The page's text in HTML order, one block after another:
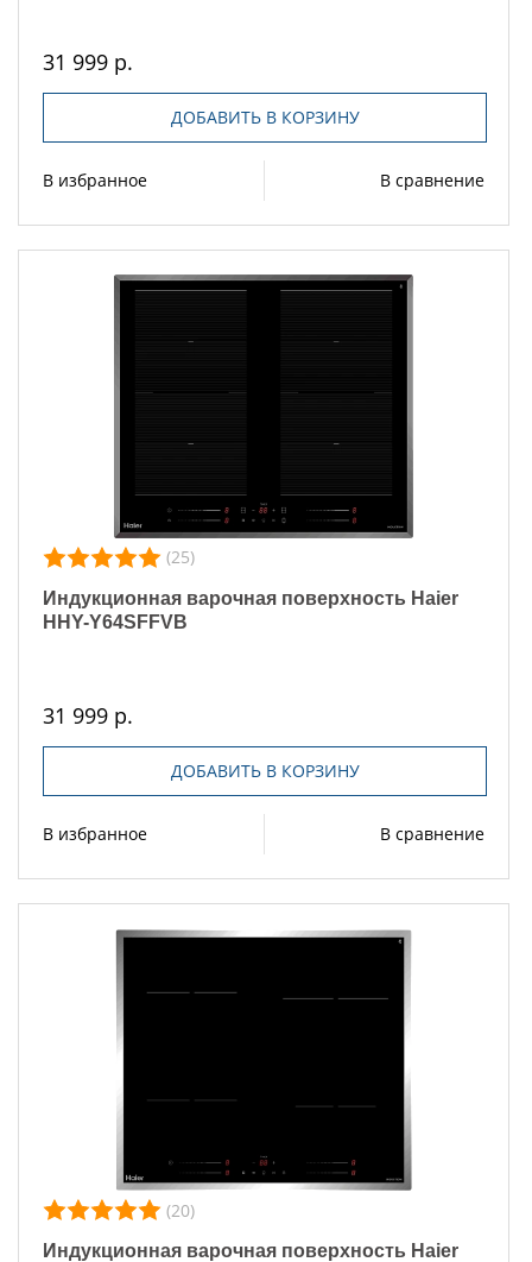
31 999 р.
ДОБАВИТЬ В КОРЗИНУ
В избранное В сравнение
(25)
Индукционная варочная поверхность Haier
HHY-Y64SFFVB
31 999 р.
ДОБАВИТЬ В КОРЗИНУ
В избранное В сравнение
(20)
Индукционная варочная поверхность Haier